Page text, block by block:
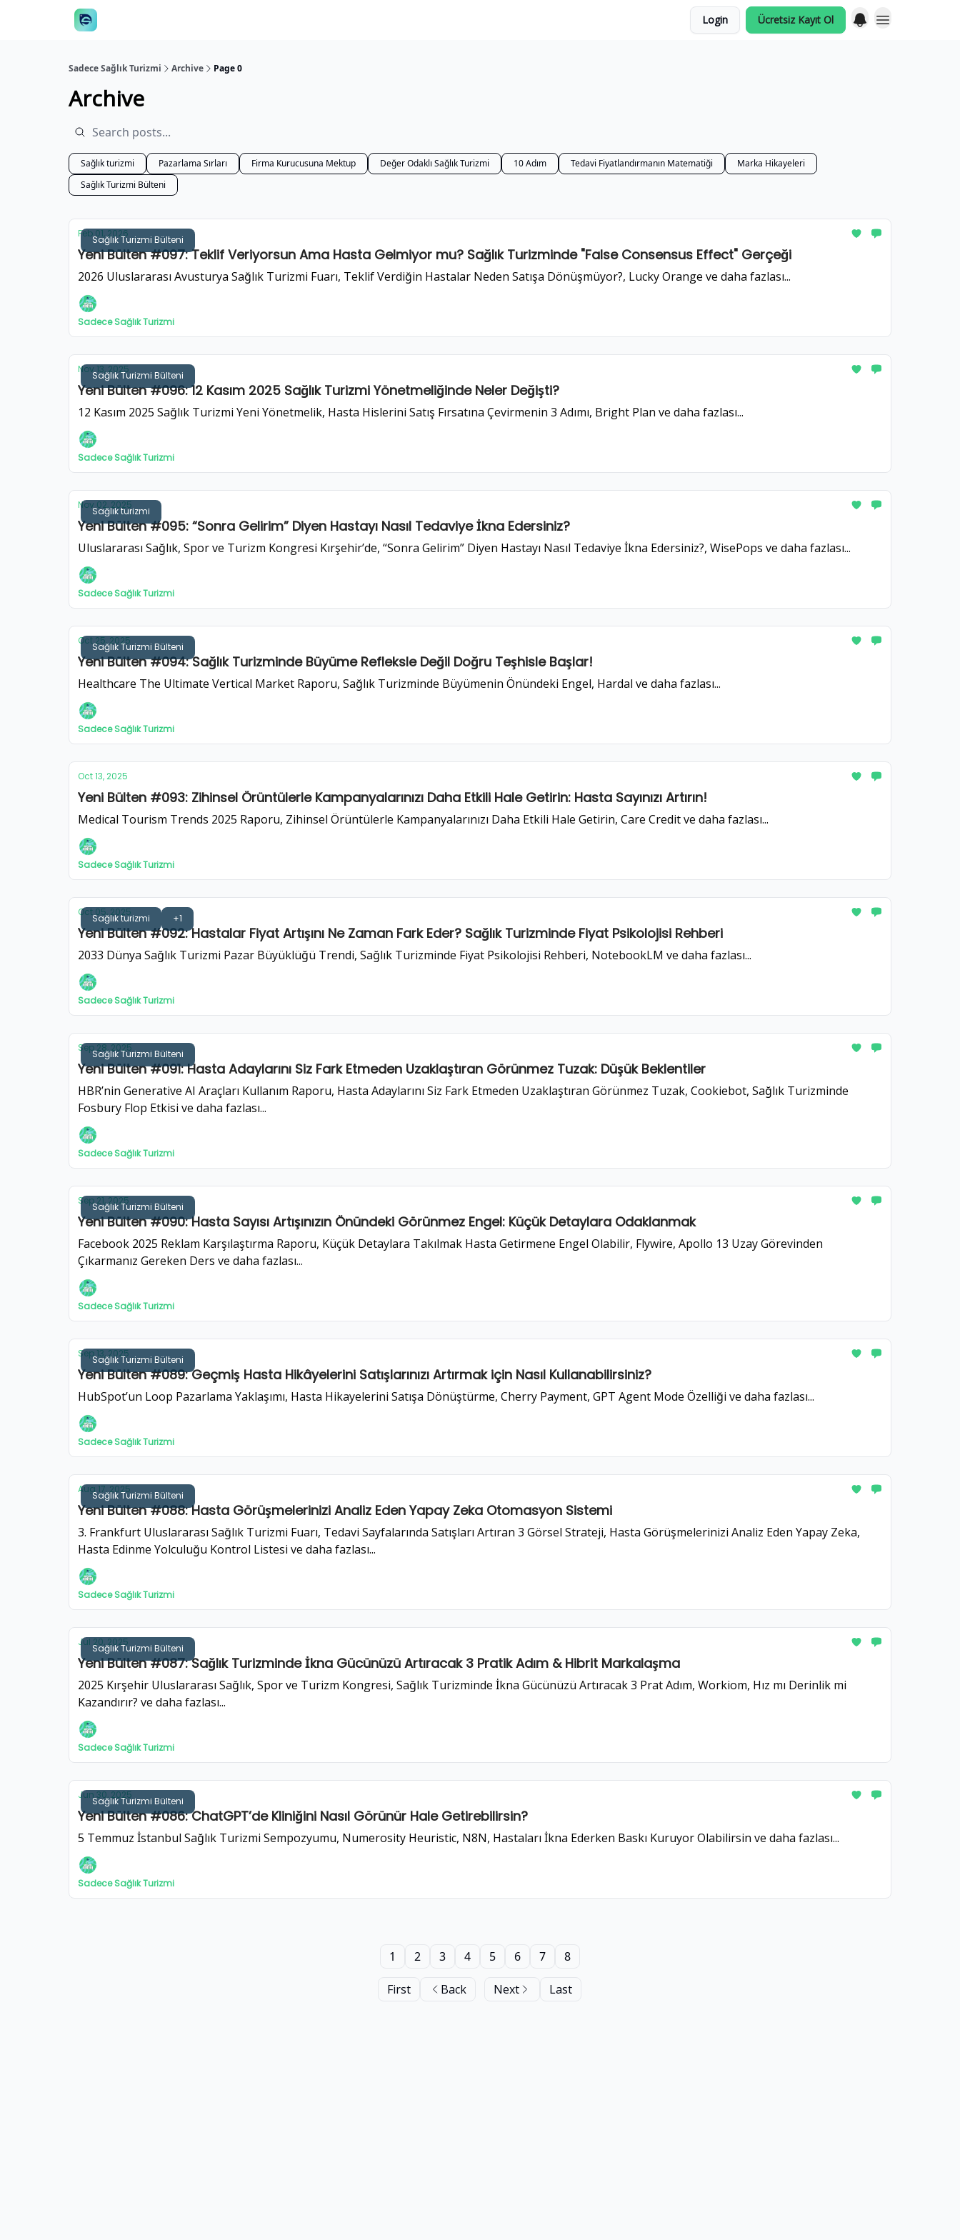
Login Ücretsiz Kayıt Ol
Sadece Sağlık Turizmi Archive Page 0
Archive
Sağlık turizmi Pazarlama Sırları Firma Kurucusuna Mektup Değer Odaklı Sağlık Turizmi 10 Adım Tedavi Fiyatlandırmanın Matematiği
Marka Hikayeleri
Sağlık Turizmi Bülteni
Sağlık Turizmi Bülteni
Feb 01, 2026
Yeni Bülten #097: Teklif Veriyorsun Ama Hasta Gelmiyor mu? Sağlık Turizminde "False Consensus Effect" Gerçeği
2026 Uluslararası Avusturya Sağlık Turizmi Fuarı, Teklif Verdiğin Hastalar Neden Satışa Dönüşmüyor?, Lucky Orange ve daha fazlası...
Sadece Sağlık Turizmi
Sağlık Turizmi Bülteni
Nov 13, 2025
Yeni Bülten #096: 12 Kasım 2025 Sağlık Turizmi Yönetmeliğinde Neler Değişti?
12 Kasım 2025 Sağlık Turizmi Yeni Yönetmelik, Hasta Hislerini Satış Fırsatına Çevirmenin 3 Adımı, Bright Plan ve daha fazlası...
Sadece Sağlık Turizmi
Sağlık turizmi
Nov 02, 2025
Yeni Bülten #095: “Sonra Gelirim” Diyen Hastayı Nasıl Tedaviye İkna Edersiniz?
Uluslararası Sağlık, Spor ve Turizm Kongresi Kırşehir’de, “Sonra Gelirim” Diyen Hastayı Nasıl Tedaviye İkna Edersiniz?, WisePops ve daha fazlası...
Sadece Sağlık Turizmi
Sağlık Turizmi Bülteni
Oct 25, 2025
Yeni Bülten #094: Sağlık Turizminde Büyüme Refleksle Değil Doğru Teşhisle Başlar!
Healthcare The Ultimate Vertical Market Raporu, Sağlık Turizminde Büyümenin Önündeki Engel, Hardal ve daha fazlası...
Sadece Sağlık Turizmi
Oct 13, 2025
Yeni Bülten #093: Zihinsel Örüntülerle Kampanyalarınızı Daha Etkili Hale Getirin: Hasta Sayınızı Artırın!
Medical Tourism Trends 2025 Raporu, Zihinsel Örüntülerle Kampanyalarınızı Daha Etkili Hale Getirin, Care Credit ve daha fazlası...
Sadece Sağlık Turizmi
Sağlık turizmi +1
Oct 05, 2025
Yeni Bülten #092: Hastalar Fiyat Artışını Ne Zaman Fark Eder? Sağlık Turizminde Fiyat Psikolojisi Rehberi
2033 Dünya Sağlık Turizmi Pazar Büyüklüğü Trendi, Sağlık Turizminde Fiyat Psikolojisi Rehberi, NotebookLM ve daha fazlası...
Sadece Sağlık Turizmi
Sağlık Turizmi Bülteni
Sep 28, 2025
Yeni Bülten #091: Hasta Adaylarını Siz Fark Etmeden Uzaklaştıran Görünmez Tuzak: Düşük Beklentiler
HBR’nin Generative AI Araçları Kullanım Raporu, Hasta Adaylarını Siz Fark Etmeden Uzaklaştıran Görünmez Tuzak, Cookiebot, Sağlık Turizminde
Fosbury Flop Etkisi ve daha fazlası...
Sadece Sağlık Turizmi
Sağlık Turizmi Bülteni
Sep 21, 2025
Yeni Bülten #090: Hasta Sayısı Artışınızın Önündeki Görünmez Engel: Küçük Detaylara Odaklanmak
Facebook 2025 Reklam Karşılaştırma Raporu, Küçük Detaylara Takılmak Hasta Getirmene Engel Olabilir, Flywire, Apollo 13 Uzay Görevinden
Çıkarmanız Gereken Ders ve daha fazlası...
Sadece Sağlık Turizmi
Sağlık Turizmi Bülteni
Sep 13, 2025
Yeni Bülten #089: Geçmiş Hasta Hikâyelerini Satışlarınızı Artırmak için Nasıl Kullanabilirsiniz?
HubSpot’un Loop Pazarlama Yaklaşımı, Hasta Hikayelerini Satışa Dönüştürme, Cherry Payment, GPT Agent Mode Özelliği ve daha fazlası...
Sadece Sağlık Turizmi
Sağlık Turizmi Bülteni
Aug 17, 2025
Yeni Bülten #088: Hasta Görüşmelerinizi Analiz Eden Yapay Zeka Otomasyon Sistemi
3. Frankfurt Uluslararası Sağlık Turizmi Fuarı, Tedavi Sayfalarında Satışları Artıran 3 Görsel Strateji, Hasta Görüşmelerinizi Analiz Eden Yapay Zeka,
Hasta Edinme Yolculuğu Kontrol Listesi ve daha fazlası...
Sadece Sağlık Turizmi
Sağlık Turizmi Bülteni
Jul 20, 2025
Yeni Bülten #087: Sağlık Turizminde İkna Gücünüzü Artıracak 3 Pratik Adım & Hibrit Markalaşma
2025 Kırşehir Uluslararası Sağlık, Spor ve Turizm Kongresi, Sağlık Turizminde İkna Gücünüzü Artıracak 3 Prat Adım, Workiom, Hız mı Derinlik mi
Kazandırır? ve daha fazlası...
Sadece Sağlık Turizmi
Sağlık Turizmi Bülteni
Jun 30, 2025
Yeni Bülten #086: ChatGPT’de Kliniğini Nasıl Görünür Hale Getirebilirsin?
5 Temmuz İstanbul Sağlık Turizmi Sempozyumu, Numerosity Heuristic, N8N, Hastaları İkna Ederken Baskı Kuruyor Olabilirsin ve daha fazlası...
Sadece Sağlık Turizmi
First Back
1 2 3 4 5 6 7 8
Next Last